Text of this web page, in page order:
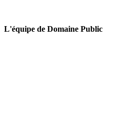
L'équipe de Domaine Public